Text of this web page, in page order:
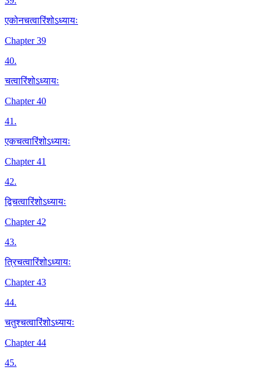
एकोनचत्वारिंशोऽध्यायः
Chapter 39
40.
चत्वारिंशोऽध्यायः
Chapter 40
41.
एकचत्वारिंशोऽध्यायः
Chapter 41
42.
द्विचत्वारिंशोऽध्यायः
Chapter 42
43.
त्रिचत्वारिंशोऽध्यायः
Chapter 43
44.
चतुश्चत्वारिंशोऽध्यायः
Chapter 44
45.